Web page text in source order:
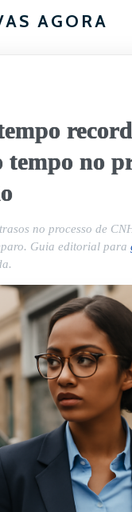
AGORA
no
no processo de
Guia editorial para